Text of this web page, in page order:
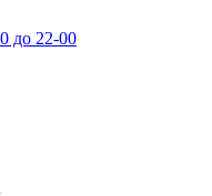
до 22-00